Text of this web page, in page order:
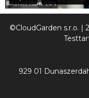
©CloudGarden s.r.o. |
929 01